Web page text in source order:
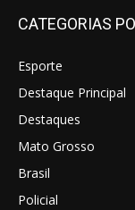
CATEGORIAS
Esporte
Destaque Principal
Destaques
Mato Grosso
Brasil
Policial